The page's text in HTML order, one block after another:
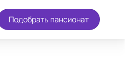
Подобрать пансионат